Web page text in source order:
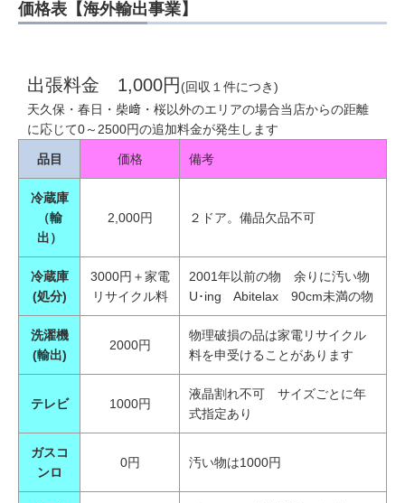
価格表【海外輸出事業】
出張料金 1,000円 (回収１件につき)
天久保・春日・柴﨑・桜以外のエリアの場合当店からの距離
に応じて0～2500円の追加料金が発生します
品目 価格 備考
冷蔵庫
（輸
出）
2,000円 ２ドア。備品欠品不可
冷蔵庫
(処分)
3000円＋家電
リサイクル料
2001年以前の物 余りに汚い物
U･ing Abitelax 90cm未満の物
洗濯機
(輸出)
2000円
物理破損の品は家電リサイクル
料を申受けることがあります
テレビ 1000円
液晶割れ不可 サイズごとに年
式指定あり
ガスコ
ンロ
0円 汚い物は1000円